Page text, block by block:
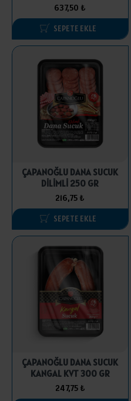
637,50 ₺
SEPETE EKLE
ÇAPANOĞLU DANA SUCUK
DİLİMLİ 250 GR
216,75 ₺
SEPETE EKLE
ÇAPANOĞLU DANA SUCUK
KANGAL KVT 300 GR
247,75 ₺